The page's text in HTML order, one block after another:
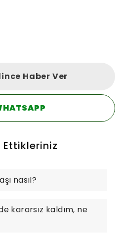
Haber Ver
Ettikleriniz
nasıl?
kararsız kaldım, ne